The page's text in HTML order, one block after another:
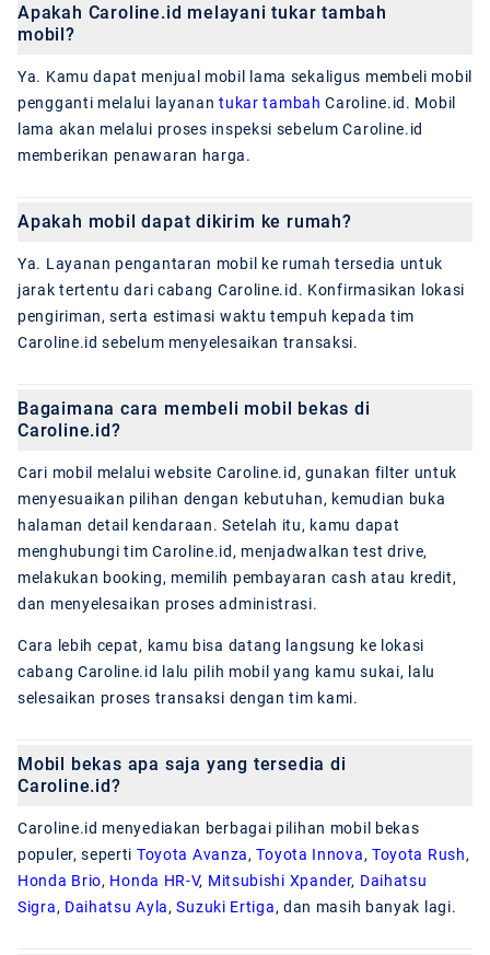
Apakah Caroline.id melayani tukar tambah
mobil?
Ya. Kamu dapat menjual mobil lama sekaligus membeli mobil
pengganti melalui layanantukar tambah Caroline.id. Mobil
lama akan melalui proses inspeksi sebelum Caroline.id
memberikan penawaran harga.
Apakah mobil dapat dikirim ke rumah?
Ya. Layanan pengantaran mobil ke rumah tersedia untuk
jarak tertentu dari cabang Caroline.id. Konfirmasikan lokasi
pengiriman, serta estimasi waktu tempuh kepada tim
Caroline.id sebelum menyelesaikan transaksi.
Bagaimana cara membeli mobil bekas di
Caroline.id?
Cari mobil melalui website Caroline.id, gunakan filter untuk
menyesuaikan pilihan dengan kebutuhan, kemudian buka
halaman detail kendaraan. Setelah itu, kamu dapat
menghubungi tim Caroline.id, menjadwalkan test drive,
melakukan booking, memilih pembayaran cash atau kredit,
dan menyelesaikan proses administrasi.
Cara lebih cepat, kamu bisa datang langsung ke lokasi
cabang Caroline.id lalu pilih mobil yang kamu sukai, lalu
selesaikan proses transaksi dengan tim kami.
Mobil bekas apa saja yang tersedia di
Caroline.id?
Caroline.id menyediakan berbagai pilihan mobil bekas
populer, seperti Toyota Avanza,Toyota Innova, Toyota Rush,
Honda Brio, Honda HR-V, Mitsubishi Xpander, Daihatsu
Sigra, Daihatsu Ayla,Suzuki Ertiga, dan masih banyak lagi.